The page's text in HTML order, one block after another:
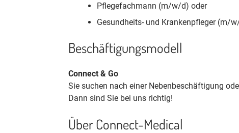
Pflegefachmann (m/w/d) oder
Gesundheits- und Krankenpfleger (m/
Beschäftigungsmodell
Connect & Go
Sie suchen nach einer Nebenbeschäftigung
Dann sind Sie bei uns richtig!
Über Connect-Medical